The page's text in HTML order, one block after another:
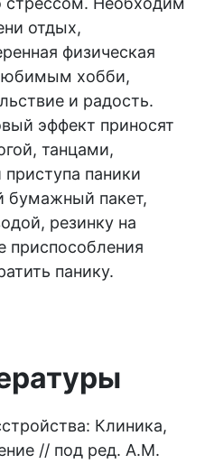
отдых,
физическая
хобби,
и радость.
эффект приносят
танцами,
паники
бумажный пакет,
резинку на
приспособления
панику.
Клиника,
// под ред. А.М.